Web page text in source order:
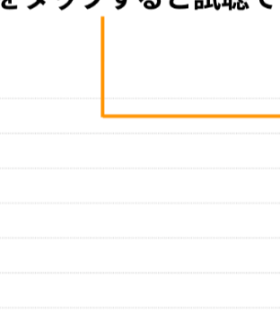
、あらかじめご了承ください。
▼セットリストの誤りを報告する
保存する